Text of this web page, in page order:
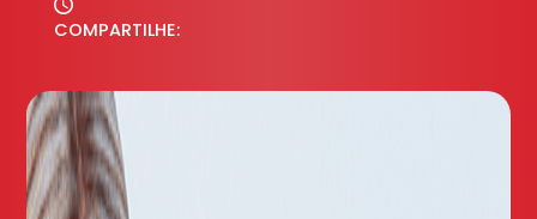
COMPARTILHE: